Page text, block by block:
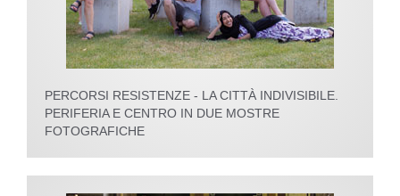
PERCORSI RESISTENZE - LA CITTÀ INDIVISIBILE.
PERIFERIA E CENTRO IN DUE MOSTRE
FOTOGRAFICHE